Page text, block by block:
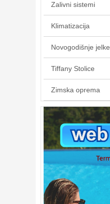
Zalivni sistemi
Klimatizacija
Novogodišnje jelke
Tiffany Stolice
Zimska oprema